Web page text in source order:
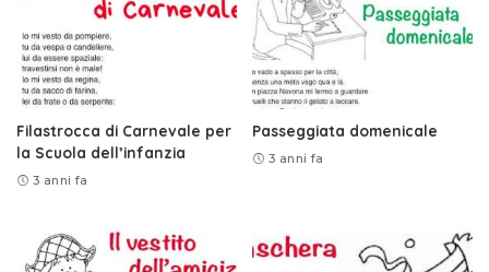
Filastrocca di Carnevale per
la Scuola dell’infanzia
3 anni fa
Passeggiata domenicale
3 anni fa